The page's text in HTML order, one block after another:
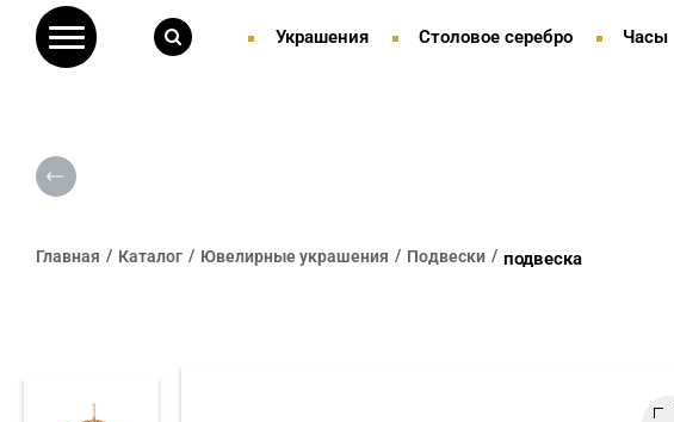
Украшения Столовое серебро Часы
Главная Каталог Ювелирные украшения Подвески подвеска